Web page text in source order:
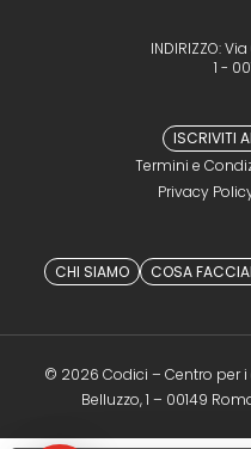
INDIRIZZO:
1 -
ISCRIVITI
Termini e
Privacy
CHI SIAMO COSA
© 2026 Codici – Centro per
Belluzzo, 1 – 00149